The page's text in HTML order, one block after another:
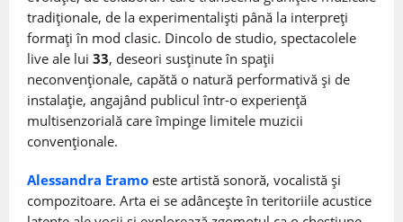
tradiționale, de la experimentaliști până la interpreți
formați în mod clasic. Dincolo de studio, spectacolele
live ale lui 33, deseori susținute în spații
neconvenționale, capătă o natură performativă și de
instalație, angajând publicul într-o experiență
multisenzorială care împinge limitele muzicii
convenționale.
Alessandra Eramo este artistă sonoră, vocalistă și
compozitoare. Arta ei se adâncește în teritoriile acustice